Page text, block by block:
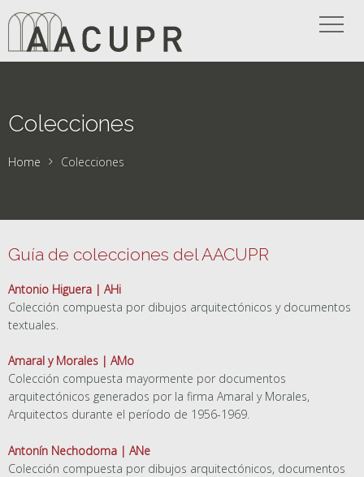
Colecciones
Home Colecciones
Guía de colecciones del AACUPR
Antonio Higuera | AHi
Colección compuesta por dibujos arquitectónicos y documentos
textuales.
Amaral y Morales | AMo
Colección compuesta mayormente por documentos
arquitectónicos generados por la firma Amaral y Morales,
Arquitectos durante el período de 1956-1969.
Antonín Nechodoma | ANe
Colección compuesta por dibujos arquitectónicos, documentos